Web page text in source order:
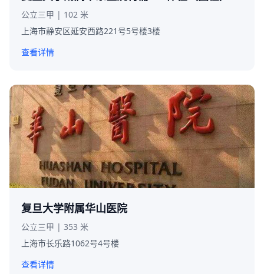
公立三甲 | 102 米
上海市静安区延安西路221号5号楼3楼
查看详情
复旦大学附属华山医院
公立三甲 | 353 米
上海市长乐路1062号4号楼
查看详情